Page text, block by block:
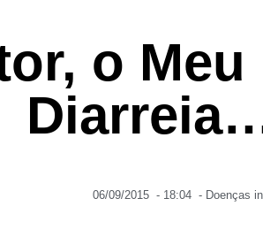
o
06/09/2015 - 18:04 - Doenças